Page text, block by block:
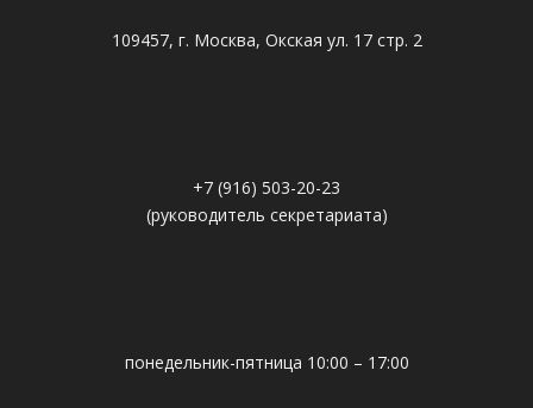
109457, г. Москва, Окская ул. 17 стр. 2
+7 (916) 503-20-23
(руководитель секретариата)
понедельник-пятница 10:00 – 17:00